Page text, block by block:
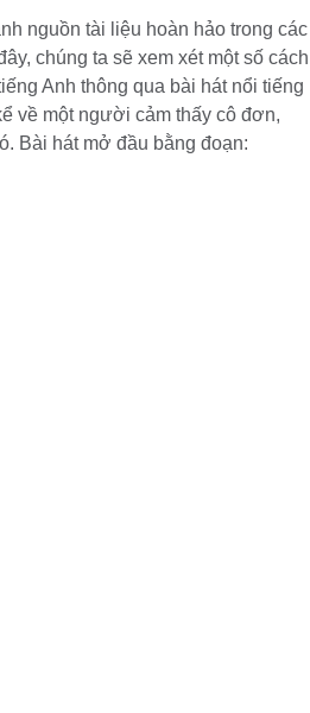
nguồn tài liệu hoàn hảo trong các
chúng ta sẽ xem xét một số cách
Anh thông qua bài hát nổi tiếng
về một người cảm thấy cô đơn,
Bài hát mở đầu bằng đoạn: